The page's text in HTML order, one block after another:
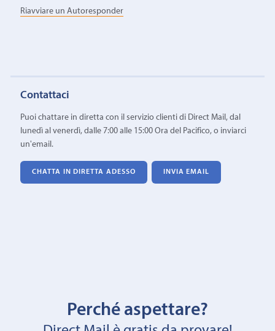
Riavviare un Autoresponder
Contattaci
Puoi chattare in diretta con il servizio clienti di Direct Mail, dal
lunedì al venerdì, dalle 7:00 alle 15:00 Ora del Pacifico, o inviarci
un'email.
CHATTA IN DIRETTA ADESSO INVIA EMAIL
Perché aspettare?